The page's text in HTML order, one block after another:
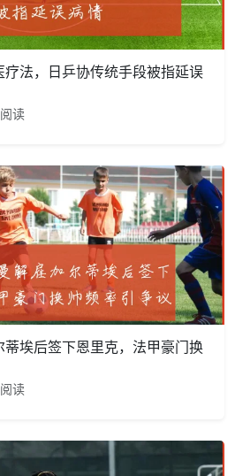
法，日乒协传统手段被指延误
读
埃后签下恩里克，法甲豪门换
读